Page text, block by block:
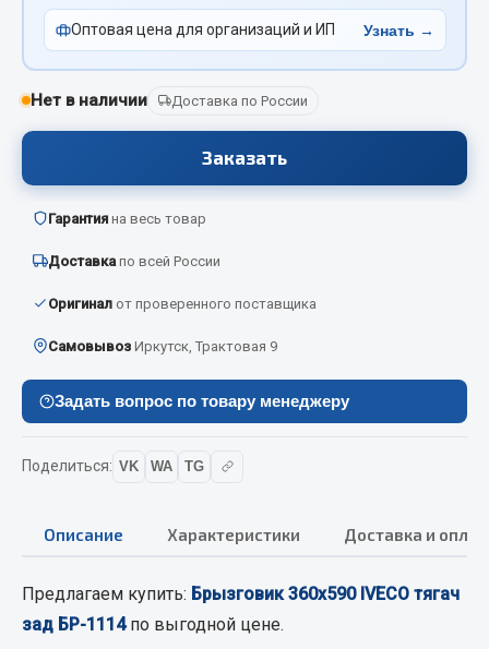
Жидкостные подогреватели
Отопители салона
Подогреватели тосола
Автотовары
Автокаталоги
Аксессуары автомобильные
Брызговики
Показать ещё
Масла
Оптовая цена для организаций и ИП Узнать →
Нет в наличии Доставка по России
Заказать
Гарантия на весь товар
Доставка по всей России
Оригинал от проверенного поставщика
Самовывоз Иркутск, Трактовая 9
Задать вопрос по товару менеджеру
Поделиться: VK WA TG
Описание Характеристики Доставка и
Предлагаем купить: Брызговик 360х590 IVECO тягач
зад БР-1114по выгодной цене.